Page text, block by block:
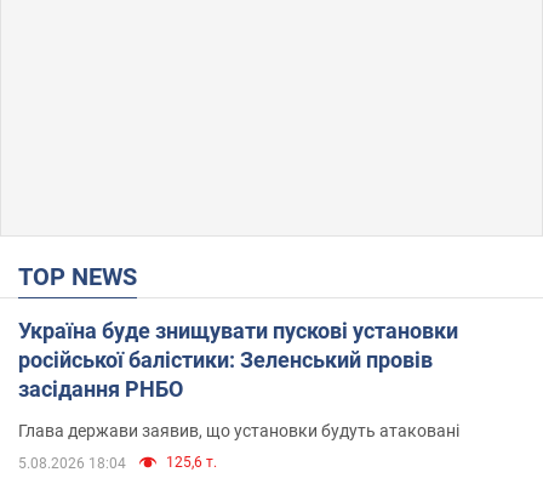
TOP NEWS
Україна буде знищувати пускові установки
російської балістики: Зеленський провів
засідання РНБО
Глава держави заявив, що установки будуть атаковані
5.08.2026 18:04 125,6 т.